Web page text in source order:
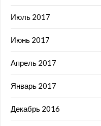
Июль 2017
Июнь 2017
Апрель 2017
Январь 2017
Декабрь 2016